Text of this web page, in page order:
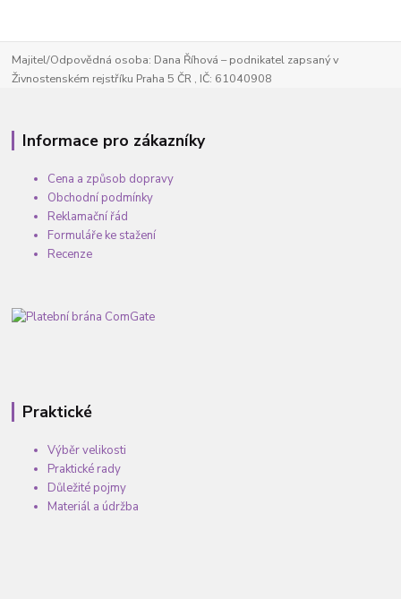
Majitel/Odpovědná osoba: Dana Říhová – podnikatel zapsaný v
Živnostenském rejstříku Praha 5 ČR , IČ: 61040908
Informace pro zákazníky
Cena a způsob dopravy
Obchodní podmínky
Reklamační řád
Formuláře ke stažení
Recenze
Praktické
Výběr velikosti
Praktické rady
Důležité pojmy
Materiál a údržba